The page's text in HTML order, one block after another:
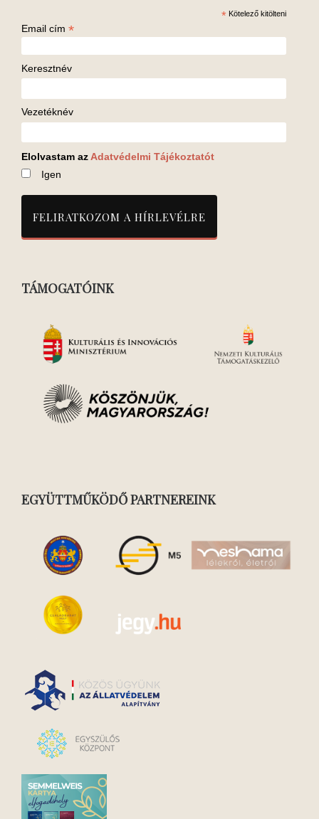
* Kötelező kitölteni
Email cím *
Keresztnév
Vezetéknév
Elolvastam az Adatvédelmi Tájékoztatót
Igen
TÁMOGATÓINK
EGYÜTTMŰKÖDŐ PARTNEREINK